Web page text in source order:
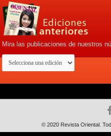
Mira las publicaciones de nuestros
© 2020 Revista Oriental.